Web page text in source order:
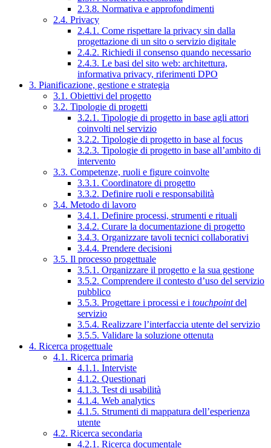
2.3.8. Normativa e approfondimenti
2.4. Privacy
2.4.1. Come rispettare la privacy sin dalla
progettazione di un sito o servizio digitale
2.4.2. Richiedi il consenso quando necessario
2.4.3. Le basi del sito web: architettura,
informativa privacy, riferimenti DPO
3. Pianificazione, gestione e strategia
3.1. Obiettivi del progetto
3.2. Tipologie di progetti
3.2.1. Tipologie di progetto in base agli attori
coinvolti nel servizio
3.2.2. Tipologie di progetto in base al focus
3.2.3. Tipologie di progetto in base all’ambito di
intervento
3.3. Competenze, ruoli e figure coinvolte
3.3.1. Coordinatore di progetto
3.3.2. Definire ruoli e responsabilità
3.4. Metodo di lavoro
3.4.1. Definire processi, strumenti e rituali
3.4.2. Curare la documentazione di progetto
3.4.3. Organizzare tavoli tecnici collaborativi
3.4.4. Prendere decisioni
3.5. Il processo progettuale
3.5.1. Organizzare il progetto e la sua gestione
3.5.2. Comprendere il contesto d’uso del servizio
pubblico
3.5.3. Progettare i processi e i touchpointdel
servizio
3.5.4. Realizzare l’interfaccia utente del servizio
3.5.5. Validare la soluzione ottenuta
4. Ricerca progettuale
4.1. Ricerca primaria
4.1.1. Interviste
4.1.2. Questionari
4.1.3. Test di usabilità
4.1.4. Web analytics
4.1.5. Strumenti di mappatura dell’esperienza
utente
4.2. Ricerca secondaria
4.2.1. Ricerca documentale